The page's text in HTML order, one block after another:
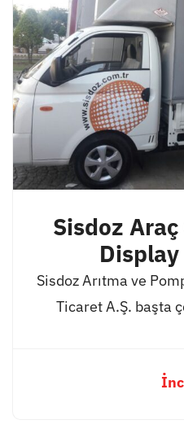
Sisdoz
Sisdoz Arıtma ve
Ticaret A.Ş. başta